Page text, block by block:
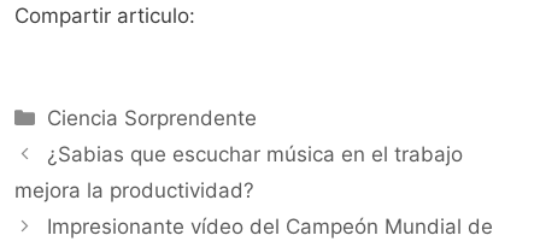
Compartir articulo:
Categorías
Ciencia Sorprendente
¿Sabias que escuchar música en el trabajo
mejora la productividad?
Impresionante vídeo del Campeón Mundial de